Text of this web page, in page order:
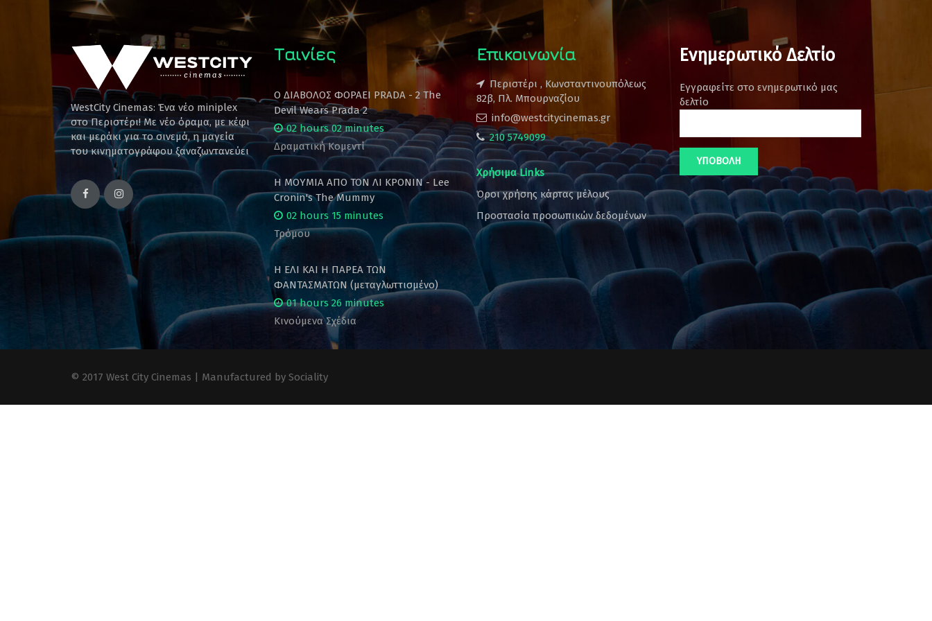
WestCity Cinemas: Ένα νέο miniplex
στο Περιστέρι! Mε νέο όραμα, με κέφι
και μεράκι για το σινεμά, η μαγεία
του κινηματογράφου ξαναζωντανεύει
Ταινίες
Ο ΔΙΑΒΟΛΟΣ ΦΟΡΑΕΙ PRADA - 2 The
Devil Wears Prada 2
02 hours 02 minutes
Δραματική Κομεντί
Η ΜΟΥΜΙΑ ΑΠΟ ΤΟΝ ΛΙ ΚΡΟΝΙΝ - Lee
Cronin's The Mummy
02 hours 15 minutes
Τρόμου
Η ΕΛΙ ΚΑΙ Η ΠΑΡΕΑ ΤΩΝ
ΦΑΝΤΑΣΜΑΤΩΝ (μεταγλωττισμένο)
01 hours 26 minutes
Κινούμενα Σχέδια
Επικοινωνία
Περιστέρι , Κωνσταντινουπόλεως
82β, Πλ. Μπουρναζίου
info@westcitycinemas.gr
210 5749099
Χρήσιμα Links
Όροι χρήσης κάρτας μέλους
Προστασία προσωπικών δεδομένων
Ενημερωτικό Δελτίο
Εγγραφείτε στο ενημερωτικό μας
δελτίο
© 2017 West City Cinemas | Manufactured by Sociality